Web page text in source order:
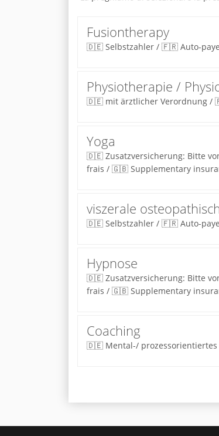
Fusiontherapy
🇩🇪 Selbstzahler / 🇫🇷 Auto-
Physiotherapie /
🇩🇪 mit ärztlicher Verordnung /
Yoga
🇩🇪 Zusatzversicherung: Bitte
frais / 🇬🇧 Supplementary
viszerale
🇩🇪 Selbstzahler / 🇫🇷 Auto-
Hypnose
🇩🇪 Zusatzversicherung: Bitte
frais / 🇬🇧 Supplementary
Coaching
🇩🇪 Mental-/ prozessorientiertes